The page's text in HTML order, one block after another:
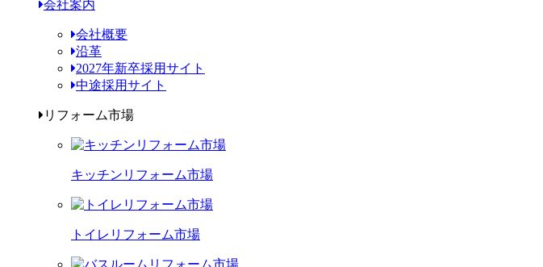
会社案内
会社概要
沿革
2027年新卒採用サイト
中途採用サイト
リフォーム市場
キッチンリフォーム市場
トイレリフォーム市場